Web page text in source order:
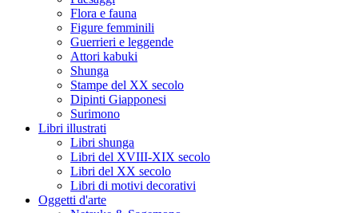
Flora e fauna
Figure femminili
Guerrieri e leggende
Attori kabuki
Shunga
Stampe del XX secolo
Dipinti Giapponesi
Surimono
Libri illustrati
Libri shunga
Libri del XVIII-XIX secolo
Libri del XX secolo
Libri di motivi decorativi
Oggetti d'arte